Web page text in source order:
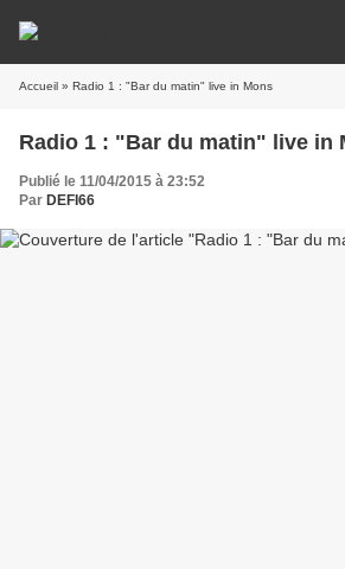
Accueil » Radio 1 : "Bar du matin" live in Mons
Radio 1 : "Bar du matin" live
Publié le 11/04/2015 à 23:52
Par DEFI66